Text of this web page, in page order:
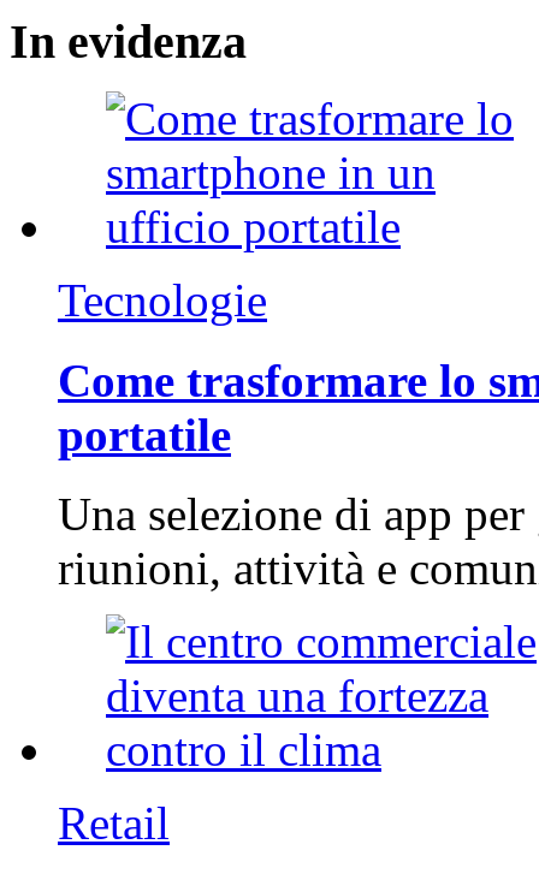
In evidenza
Tecnologie
Come trasformare lo
portatile
Una selezione di app
riunioni, attività e
Retail